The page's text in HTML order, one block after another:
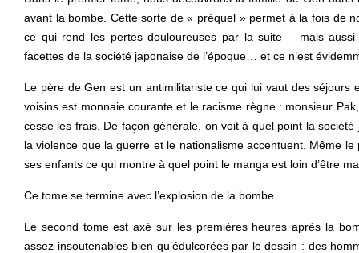
avant la bombe. Cette sorte de « préquel » permet à la fois de
ce qui rend les pertes douloureuses par la suite – mais
facettes de la société japonaise de l’époque… et ce n’est
Le père de Gen est un antimilitariste ce qui lui vaut des séjours
voisins est monnaie courante et le racisme règne : monsieur
cesse les frais. De façon générale, on voit à quel point la
la violence que la guerre et le nationalisme accentuent. Même
ses enfants ce qui montre à quel point le manga est loin d’être
Ce tome se termine avec l’explosion de la bombe.
Le second tome est axé sur les premières heures après la
assez insoutenables bien qu’édulcorées par le dessin : des